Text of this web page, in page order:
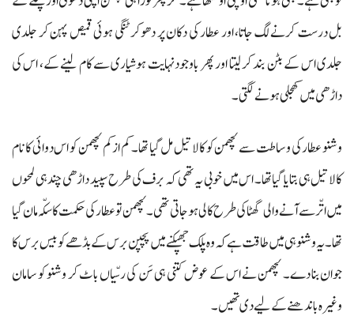
بل درست کرنے لگ جاتا، اور عطار کی دکان پر دھوکر ٹنگی ہوئی قمیص پہن کر جلدی
جلدی اس کے بٹن بند کر لیتا اور پھر باوجود نہایت ہوشیاری سے کام لینے کے، اس کی
داڑھی میں کھجلی ہونے لگتی۔
وشنو عطار کی وساطت سے لچھمن کو کالا تیل مل گیا تھا۔ کم از کم لچھمن کو اس دوائی کا نام
کالا تیل ہی بتایا گیا تھا۔ اس میں خوبی یہ تھی کہ برف کی طرح سپید داڑھی چند ہی لمحوں
میں اتّر سے آنے والی گھٹا کی طرح کالی ہو جاتی تھی۔ لچھمن تو عطار کی حکمت کا سکّہ مان گیا
تھا۔ یہ وشنو ہی میں طاقت ہے کہ وہ پلک جھپکنے میں پچپن برس کے بڈھے کو بیس برس کا
جوان بنا دے۔ لچھمن نے اس کے عوض کتنی ہی سَن کی رسّیاں باٹ کر وشنو کو سامان
وغیرہ باندھنے کے لیے دی تھیں۔